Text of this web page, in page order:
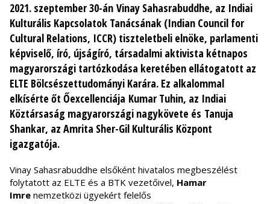
2021. szeptember 30-án Vinay Sahasrabuddhe, az Indiai
Kulturális Kapcsolatok Tanácsának (Indian Council for
Cultural Relations, ICCR) tiszteletbeli elnöke, parlamenti
képviselő, író, újságíró, társadalmi aktivista kétnapos
magyarországi tartózkodása keretében ellátogatott az
ELTE Bölcsészettudományi Karára. Ez alkalommal
elkísérte őt Őexcellenciája Kumar Tuhin, az Indiai
Köztársaság magyarországi nagykövete és Tanuja
Shankar, az Amrita Sher-Gil Kulturális Központ
igazgatója.
Vinay Sahasrabuddhe elsőként hivatalos megbeszélést
folytatott az ELTE és a BTK vezetőivel, Hamar
Imre nemzetközi ügyekért felelős